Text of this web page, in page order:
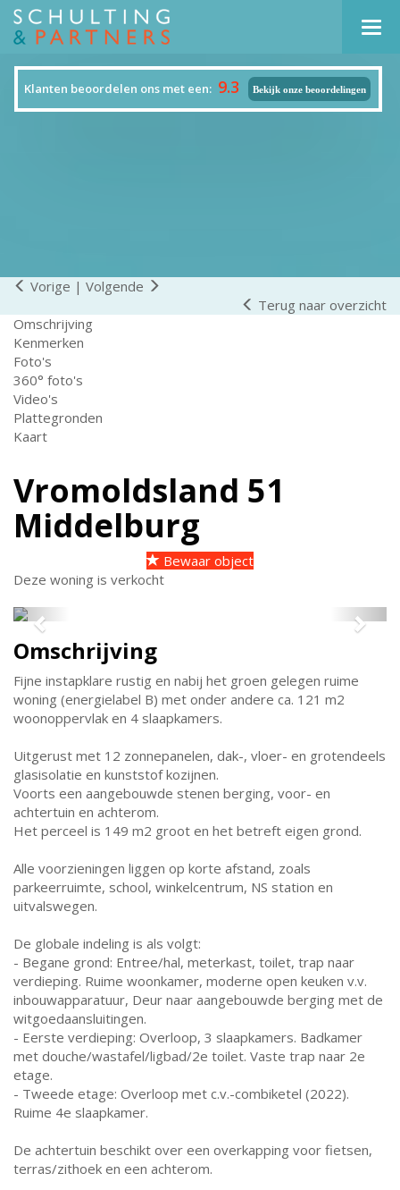
Klanten beoordelen ons met een: 9.3 Bekijk onze beoordelingen
Vorige | Volgende
Terug naar overzicht
Omschrijving
Kenmerken
Foto's
360° foto's
Video's
Plattegronden
Kaart
Vromoldsland 51
Middelburg
Bewaar object
Deze woning is verkocht
Previous Next
Omschrijving
Fijne instapklare rustig en nabij het groen gelegen ruime
woning (energielabel B) met onder andere ca. 121 m2
woonoppervlak en 4 slaapkamers.
Uitgerust met 12 zonnepanelen, dak-, vloer- en grotendeels
glasisolatie en kunststof kozijnen.
Voorts een aangebouwde stenen berging, voor- en
achtertuin en achterom.
Het perceel is 149 m2 groot en het betreft eigen grond.
Alle voorzieningen liggen op korte afstand, zoals
parkeerruimte, school, winkelcentrum, NS station en
uitvalswegen.
De globale indeling is als volgt:
- Begane grond: Entree/hal, meterkast, toilet, trap naar
verdieping. Ruime woonkamer, moderne open keuken v.v.
inbouwapparatuur, Deur naar aangebouwde berging met de
witgoedaansluitingen.
- Eerste verdieping: Overloop, 3 slaapkamers. Badkamer
met douche/wastafel/ligbad/2e toilet. Vaste trap naar 2e
etage.
- Tweede etage: Overloop met c.v.-combiketel (2022).
Ruime 4e slaapkamer.
De achtertuin beschikt over een overkapping voor fietsen,
terras/zithoek en een achterom.